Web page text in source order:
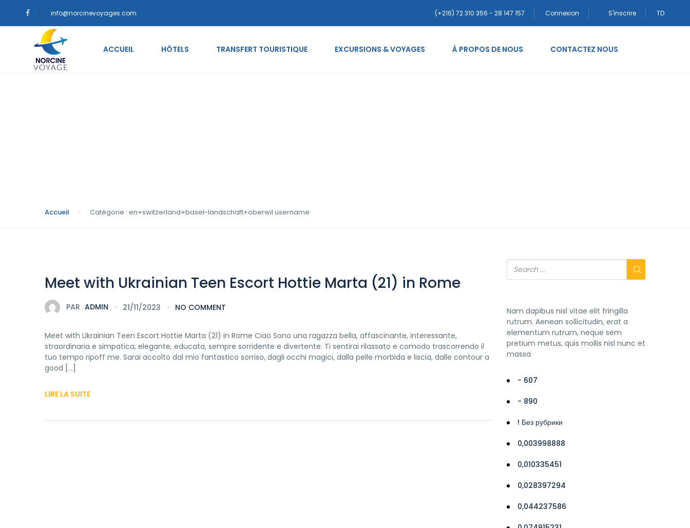
info@norcinevoyages.com (+216) 72 310 356 - 28 147 157 Connexion S'inscrire TD
ACCUEIL HÔTELS TRANSFERT TOURISTIQUE EXCURSIONS & VOYAGES À PROPOS DE NOUS CONTACTEZ NOUS
Accueil Catégorie : en+switzerland+basel-landschaft+oberwil username
Meet with Ukrainian Teen Escort Hottie Marta (21) in Rome
PAR ADMIN 21/11/2023 NO COMMENT
Meet with Ukrainian Teen Escort Hottie Marta (21) in Rome Ciao Sono una ragazza bella, affascinante, interessante,
straordinaria e simpatica, elegante, educata, sempre sorridente e divertente. Ti sentirai rilassato e comodo trascorrendo il
tuo tempo ripoff me. Sarai accolto dal mio fantastico sorriso, dagli occhi magici, dalla pelle morbida e liscia, dalle contour a
good […]
LIRE LA SUITE
Nam dapibus nisl vitae elit fringilla
rutrum. Aenean sollicitudin, erat a
elementum rutrum, neque sem
pretium metus, quis mollis nisl nunc et
massa
- 607
- 890
! Без рубрики
0,003998888
0,010335451
0,028397294
0,044237586